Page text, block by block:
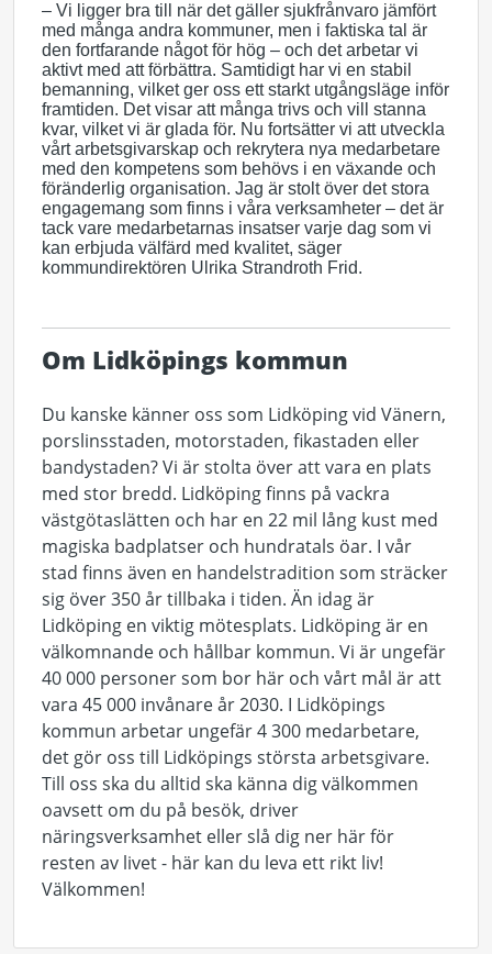
– Vi ligger bra till när det gäller sjukfrånvaro jämfört
med många andra kommuner, men i faktiska tal är
den fortfarande något för hög – och det arbetar vi
aktivt med att förbättra. Samtidigt har vi en stabil
bemanning, vilket ger oss ett starkt utgångsläge inför
framtiden. Det visar att många trivs och vill stanna
kvar, vilket vi är glada för. Nu fortsätter vi att utveckla
vårt arbetsgivarskap och rekrytera nya medarbetare
med den kompetens som behövs i en växande och
föränderlig organisation. Jag är stolt över det stora
engagemang som finns i våra verksamheter – det är
tack vare medarbetarnas insatser varje dag som vi
kan erbjuda välfärd med kvalitet, säger
kommundirektören Ulrika Strandroth Frid.
Om Lidköpings kommun
Du kanske känner oss som Lidköping vid Vänern,
porslinsstaden, motorstaden, fikastaden eller
bandystaden? Vi är stolta över att vara en plats
med stor bredd. Lidköping finns på vackra
västgötaslätten och har en 22 mil lång kust med
magiska badplatser och hundratals öar. I vår
stad finns även en handelstradition som sträcker
sig över 350 år tillbaka i tiden. Än idag är
Lidköping en viktig mötesplats. Lidköping är en
välkomnande och hållbar kommun. Vi är ungefär
40 000 personer som bor här och vårt mål är att
vara 45 000 invånare år 2030. I Lidköpings
kommun arbetar ungefär 4 300 medarbetare,
det gör oss till Lidköpings största arbetsgivare.
Till oss ska du alltid ska känna dig välkommen
oavsett om du på besök, driver
näringsverksamhet eller slå dig ner här för
resten av livet - här kan du leva ett rikt liv!
Välkommen!